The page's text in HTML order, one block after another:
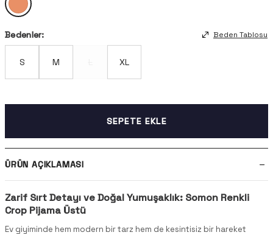
Bedenler: Beden Tablosu
S M XL
SEPETE EKLE
ÜRÜN AÇIKLAMASI
Zarif Sırt Detayı ve Doğal Yumuşaklık: Somon Renkli
Crop Pijama Üstü
Ev giyiminde hem modern bir tarz hem de kesintisiz bir hareket